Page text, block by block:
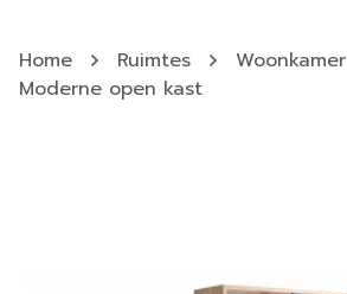
Home Ruimtes Woonkamer
Moderne open kast